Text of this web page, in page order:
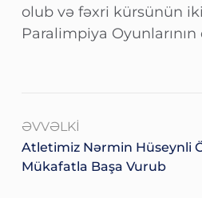
olub və fəxri kürsünün
Paralimpiya
ƏVVƏLKI
Atletimiz Nərmin Hüseynli
Mükafatla Başa Vurub